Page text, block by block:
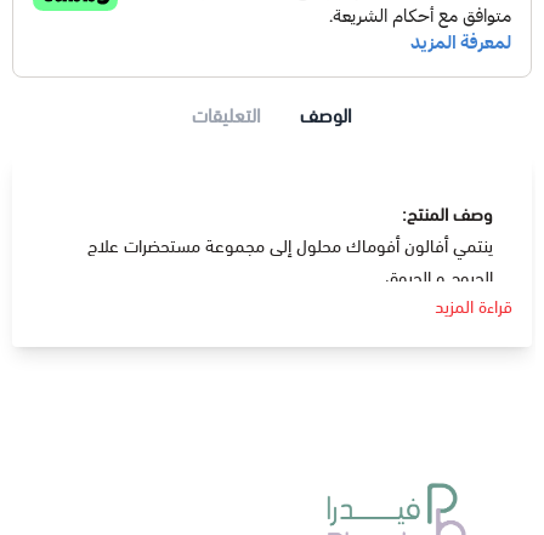
الوصف التعليقات
وصف المنتج:
ينتمي أفالون أفوماك محلول إلى مجموعة مستحضرات علاج
الجروح و الحروق .
دواعي الإستعمال:
يحتوي على حمض اللاكتيك و حمض الساليسيلك و يستخدمان
في استخدام هذا الدواء.
قراءة المزيد